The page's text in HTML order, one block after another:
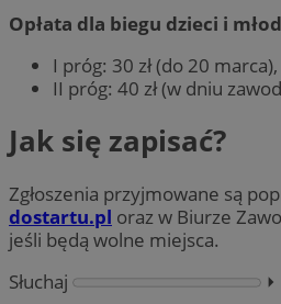
Opłata dla biegu dzieci i
I próg: 30 zł (do 20 marca),
II próg: 40 zł (w dniu
Jak się zapisać?
Zgłoszenia przyjmowane są
dostartu.pl oraz w Biurze
jeśli będą wolne miejsca.
Słuchaj
⏵︎